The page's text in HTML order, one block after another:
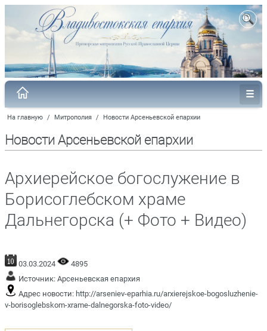
На главную / Митрополия / Новости Арсеньевской епархии
Новости Арсеньевской епархии
Архиерейское богослужение в
Борисоглебском храме
Дальнегорска (+ Фото + Видео)
03.03.2024
4895
Источник: Арсеньевская епархия
Адрес новости: http://arseniev-eparhia.ru/arxierejskoe-bogosluzhenie-
v-borisoglebskom-xrame-dalnegorska-foto-video/